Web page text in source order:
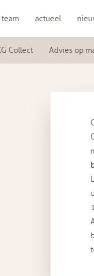
team actueel
Collect Advies op